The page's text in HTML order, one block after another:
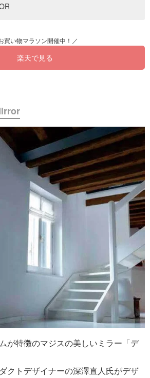
楽天で見る
が特徴のマジスの美しいミラー「デ
クトデザイナーの深澤直人氏がデザ